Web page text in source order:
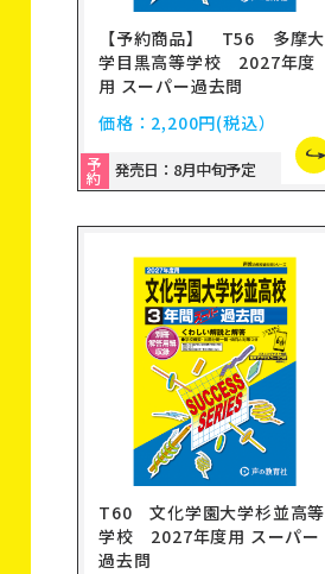
【予約商品】 T56 多摩大
学目黒高等学校 2027年度
用 スーパー過去問
価格： 2,200円(税込）
予
約 発売日：8月中旬予定
T60 文化学園大学杉並高等
学校 2027年度用 スーパー
過去問